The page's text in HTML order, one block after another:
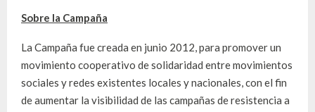
Sobre la Campaña
La Campaña fue creada en junio 2012, para promover un
movimiento cooperativo de solidaridad entre movimientos
sociales y redes existentes locales y nacionales, con el fin
de aumentar la visibilidad de las campañas de resistencia a